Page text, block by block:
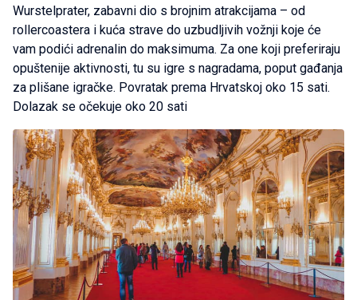
Wurstelprater, zabavni dio s brojnim atrakcijama – od
rollercoastera i kuća strave do uzbudljivih vožnji koje će
vam podići adrenalin do maksimuma. Za one koji preferiraju
opuštenije aktivnosti, tu su igre s nagradama, poput gađanja
za plišane igračke. Povratak prema Hrvatskoj oko 15 sati.
Dolazak se očekuje oko 20 sati